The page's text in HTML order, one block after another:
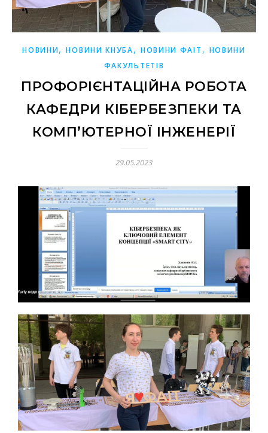
НОВИНИ,НОВИНИ КНУБА, НОВИНИ ФАІТ , НОВИНИ
ФАКУЛЬТЕТІВ
ПРОФОРІЄНТАЦІЙНА РОБОТА
КАФЕДРИ КІБЕРБЕЗПЕКИ ТА
КОМП’ЮТЕРНОЇ ІНЖЕНЕРІЇ
29.05.2023